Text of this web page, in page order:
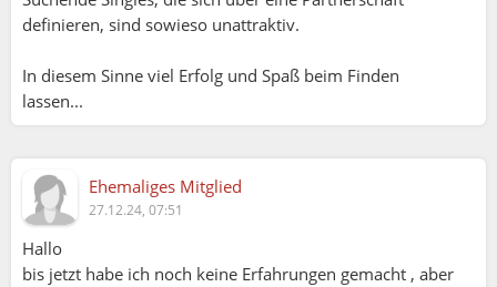
definieren, sind sowieso unattraktiv.
In diesem Sinne viel Erfolg und Spaß beim Finden
lassen...
Ehemaliges Mitglied
27.12.24, 07:51
Hallo
bis jetzt habe ich noch keine Erfahrungen gemacht , aber